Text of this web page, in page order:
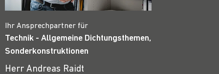
Ihr Ansprechpartner für
Technik - Allgemeine Dichtungsthemen,
Sonderkonstruktionen
Herr Andreas Raidt